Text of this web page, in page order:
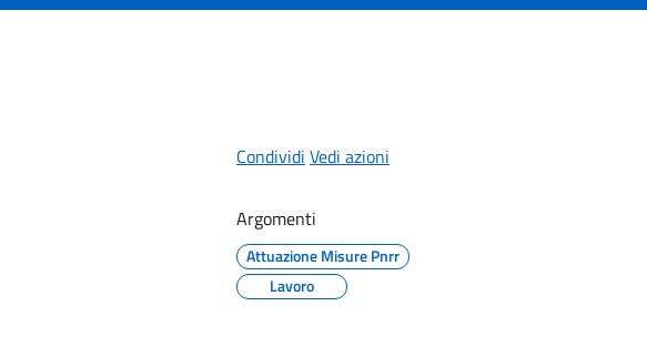
Condividi Vedi azioni
Argomenti
Attuazione Misure Pnrr
Lavoro